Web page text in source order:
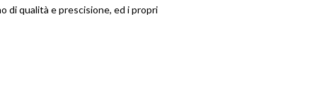
di qualità e prescisione, ed i propri